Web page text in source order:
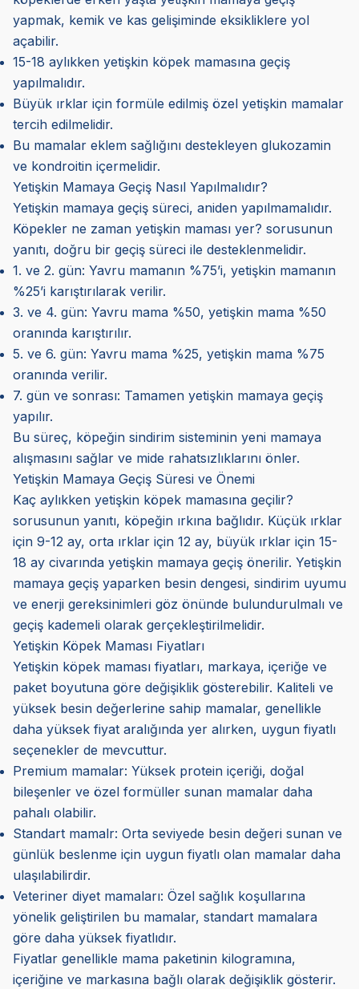
yapmak, kemik ve kas gelişiminde eksikliklere yol
açabilir.
15-18 aylıkken yetişkin köpek mamasına geçiş
yapılmalıdır.
Büyük ırklar için formüle edilmiş özel yetişkin mamalar
tercih edilmelidir.
Bu mamalar eklem sağlığını destekleyen glukozamin
ve kondroitin içermelidir.
Yetişkin Mamaya Geçiş Nasıl Yapılmalıdır?
Yetişkin mamaya geçiş süreci, aniden yapılmamalıdır.
Köpekler ne zaman yetişkin maması yer? sorusunun
yanıtı, doğru bir geçiş süreci ile desteklenmelidir.
1. ve 2. gün: Yavru mamanın %75’i, yetişkin mamanın
%25’i karıştırılarak verilir.
3. ve 4. gün: Yavru mama %50, yetişkin mama %50
oranında karıştırılır.
5. ve 6. gün: Yavru mama %25, yetişkin mama %75
oranında verilir.
7. gün ve sonrası: Tamamen yetişkin mamaya geçiş
yapılır.
Bu süreç, köpeğin sindirim sisteminin yeni mamaya
alışmasını sağlar ve mide rahatsızlıklarını önler.
Yetişkin Mamaya Geçiş Süresi ve Önemi
Kaç aylıkken yetişkin köpek mamasına geçilir?
sorusunun yanıtı, köpeğin ırkına bağlıdır. Küçük ırklar
için 9-12 ay, orta ırklar için 12 ay, büyük ırklar için 15-
18 ay civarında yetişkin mamaya geçiş önerilir. Yetişkin
mamaya geçiş yaparken besin dengesi, sindirim uyumu
ve enerji gereksinimleri göz önünde bulundurulmalı ve
geçiş kademeli olarak gerçekleştirilmelidir.
Yetişkin Köpek Maması Fiyatları
Yetişkin köpek maması fiyatları, markaya, içeriğe ve
paket boyutuna göre değişiklik gösterebilir. Kaliteli ve
yüksek besin değerlerine sahip mamalar, genellikle
daha yüksek fiyat aralığında yer alırken, uygun fiyatlı
seçenekler de mevcuttur.
Premium mamalar: Yüksek protein içeriği, doğal
bileşenler ve özel formüller sunan mamalar daha
pahalı olabilir.
Standart mamalr: Orta seviyede besin değeri sunan ve
günlük beslenme için uygun fiyatlı olan mamalar daha
ulaşılabilirdir.
Veteriner diyet mamaları: Özel sağlık koşullarına
yönelik geliştirilen bu mamalar, standart mamalara
göre daha yüksek fiyatlıdır.
Fiyatlar genellikle mama paketinin kilogramına,
içeriğine ve markasına bağlı olarak değişiklik gösterir.